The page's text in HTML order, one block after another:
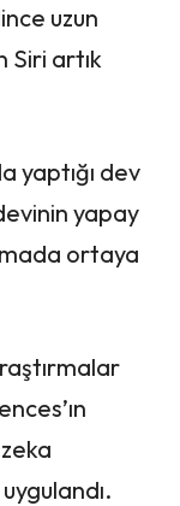
uzun
Siri artık
yaptığı dev
yapay
ortaya